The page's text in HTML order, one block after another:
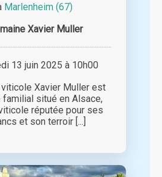
Marlenheim (67)
Xavier Muller
13 juin 2025 à 10h00
Xavier Muller est
familial situé en Alsace,
réputée pour ses
et son terroir [...]